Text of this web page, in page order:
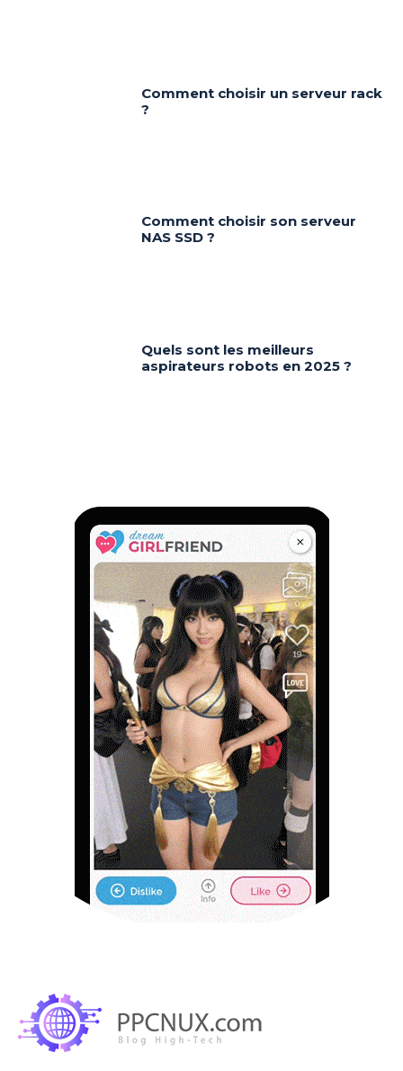
Comment choisir un serveur rack
?
Comment choisir son serveur
NAS SSD ?
Quels sont les meilleurs
aspirateurs robots en 2025 ?